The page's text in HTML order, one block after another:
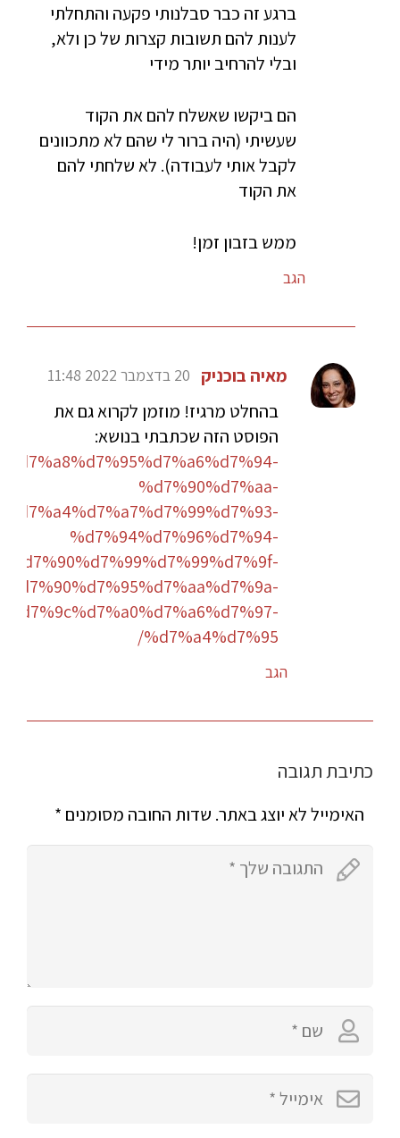
ברגע זה כבר סבלנותי פקעה והתחלתי
לענות להם תשובות קצרות של כן ולא,
ובלי להרחיב יותר מידי
הם ביקשו שאשלח להם את הקוד
שעשיתי (היה ברור לי שהם לא מתכוונים
לקבל אותי לעבודה). לא שלחתי להם
את הקוד
ממש בזבון זמן!
הגב
מאיה בוכניק 20 בדצמבר 2022 11:48
בהחלט מרגיז! מוזמן לקרוא גם את
הפוסט הזה שכתבתי בנושא:
%d7%90%d7%aa-
%d7%94%d7%96%d7%94-
%d7%90%d7%95%d7%aa%d7%9a-
%d7%9c%d7%a0%d7%a6%d7%97-
%d7%a4%d7%95/
הגב
כתיבת תגובה
האימייל לא יוצג באתר. שדות החובה מסומנים *